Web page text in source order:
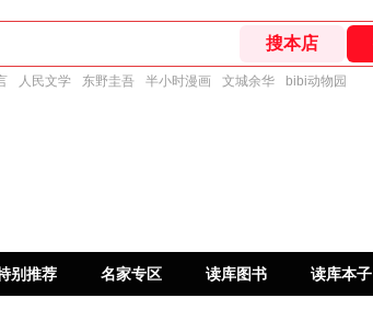
人民文学 东野圭吾 半小时漫画 文城余华 bibi动物园
别推荐 名家专区 读库图书 读库本子